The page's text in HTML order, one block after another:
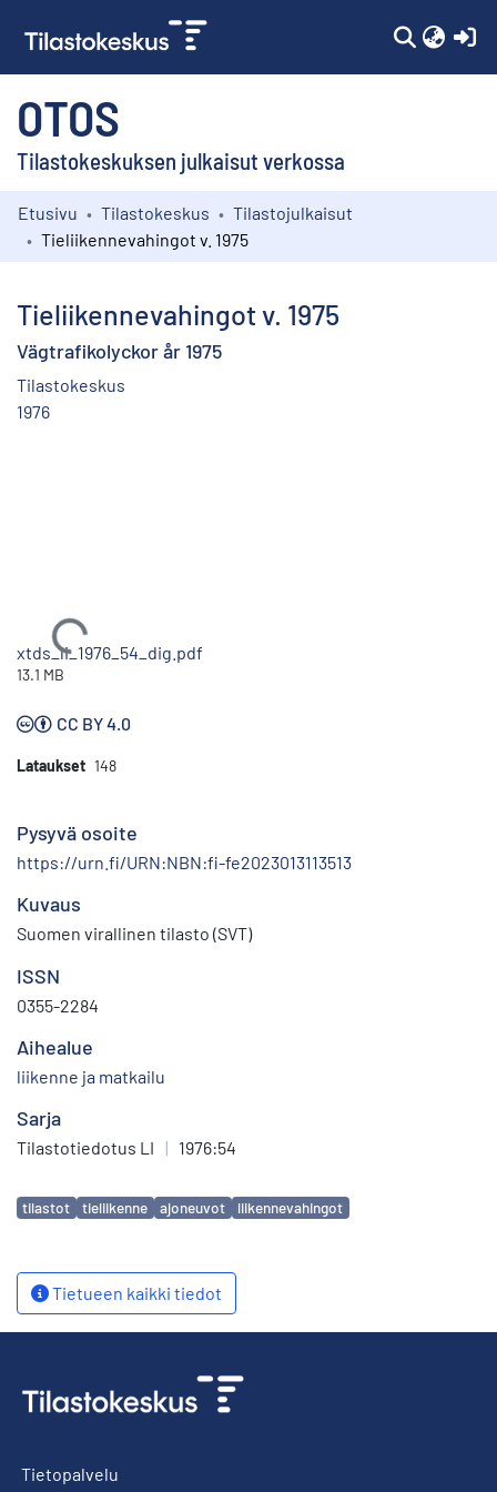
OTOS
Tilastokeskuksen julkaisut verkossa
Kokoelmat
Etusivu Tilastokeskus
Tilastojulkaisut
Tieliikennevahingot v. 1975
Tieliikennevahingot v. 1975
Vägtrafikolyckor år 1975
Tilastokeskus
1976
Ladataan...
xtds_li_1976_54_dig.pdf
13.1 MB
CC BY 4.0
Lataukset 148
Pysyvä osoite
https://urn.fi/URN:NBN:fi-fe2023013113513
Kuvaus
Suomen virallinen tilasto (SVT)
ISSN
0355-2284
Aihealue
liikenne ja matkailu
Sarja
Tilastotiedotus LI | 1976:54
Avainsanat
tilastot tieliikenne ajoneuvot liikennevahingot
Tietueen kaikki tiedot
Tietopalvelu